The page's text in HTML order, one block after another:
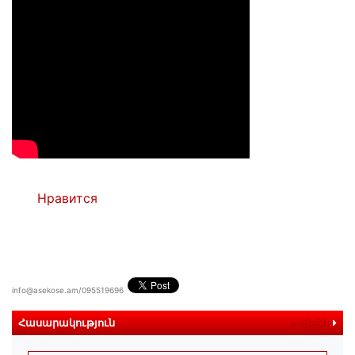
Нравится
info@asekose.am/095519696
Հասարակություն ավելին